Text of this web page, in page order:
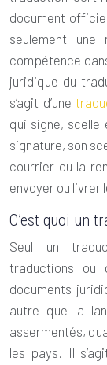
document
seulement
compétence
juridique du
s’agit d’une
qui signe,
signature, son
courrier ou la
envoyer ou livrer
C’est quoi un
Seul un
traductions ou
documents
autre que la
assermentés,
les pays. Il